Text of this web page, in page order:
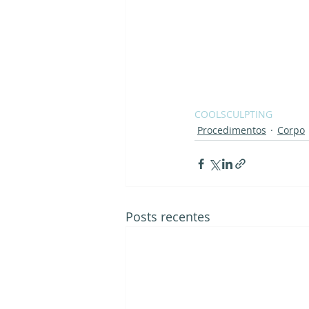
COOLSCULPTING
Procedimentos
Corpo
Posts recentes